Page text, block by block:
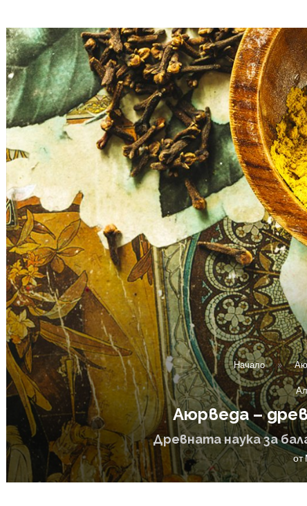
Начало »
Аюрведа –
Древната наука за
от